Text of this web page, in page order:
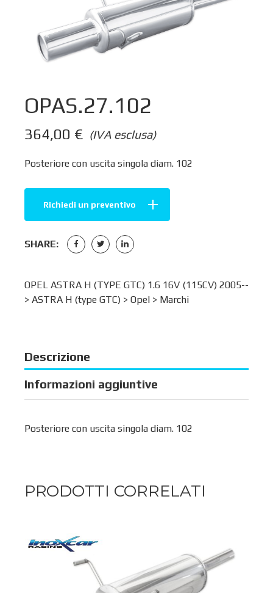
OPAS.27.102
(IVA esclusa)
364,00 €
Posteriore con uscita singola diam. 102
Richiedi un preventivo
SHARE:
OPEL ASTRA H (TYPE GTC) 1.6 16V (115CV) 2005--
> ASTRA H (type GTC) > Opel > Marchi
Descrizione
Informazioni aggiuntive
Posteriore con uscita singola diam. 102
PRODOTTI CORRELATI